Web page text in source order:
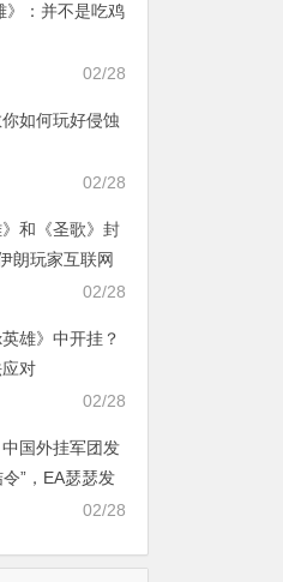
》：并不是吃鸡
02/28
如何玩好侵蚀
02/28
》和《圣歌》封
朗玩家互联网
02/28
雄》中开挂？
对
02/28
国外挂军团发
”，EA瑟瑟发
02/28